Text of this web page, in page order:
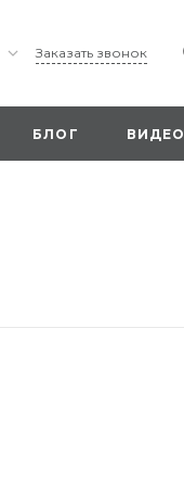
Заказать звонок
БЛОГ ВИДЕО